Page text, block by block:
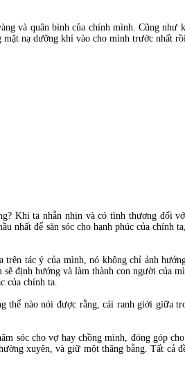
và quân bình của chính mình. Cũng
nạ dưỡng khí vào cho mình trước nhất
Khi ta nhẫn nhịn và có tình thương đối
nhất để săn sóc cho hạnh phúc của chính
trên tác ý của mình, nó không chỉ ảnh
định hướng và làm thành con người của
của chính ta.
nào nói được rằng, cái ranh giới giữa
sóc cho vợ hay chồng mình, đóng góp
xuyên, và giữ một thăng bằng. Tất cả